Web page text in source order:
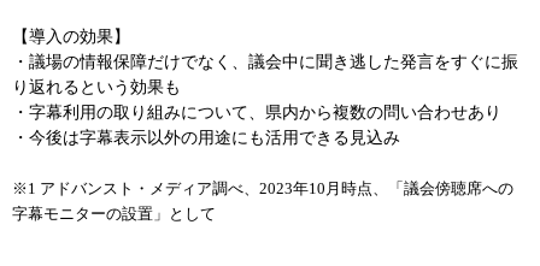
【導入の効果】
・議場の情報保障だけでなく、議会中に聞き逃した発言をすぐに振
り返れるという効果も
・字幕利用の取り組みについて、県内から複数の問い合わせあり
・今後は字幕表示以外の用途にも活用できる見込み
※1 アドバンスト・メディア調べ、2023年10月時点、「議会傍聴席への
字幕モニターの設置」として